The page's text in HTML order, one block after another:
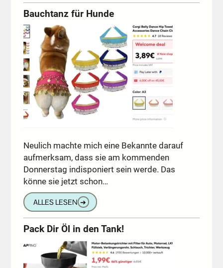
Bauchtanz für Hunde
Neulich machte mich eine Bekannte darauf
aufmerksam, dass sie am kommenden
Donnerstag indisponiert sein werde. Das
könne sie jetzt schon…
ALLES LESEN ➔
Pack Dir Öl in den Tank!